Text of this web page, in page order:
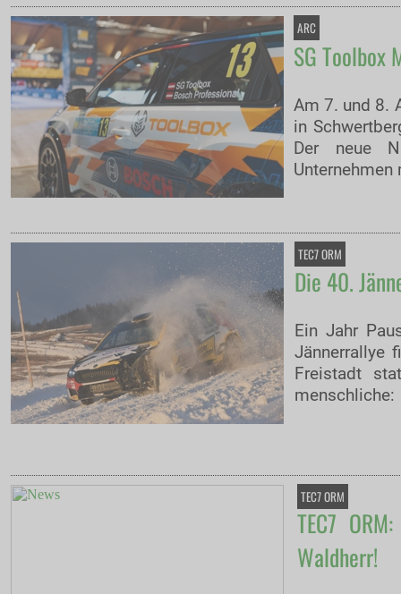
ARC
SG
Am 7. und 8.
in
Der neue
TEC7 ORM
Die 40.
Ein Jahr
Jännerrallye
Freistadt
menschliche:
TEC7 ORM
TEC7
Waldherr!